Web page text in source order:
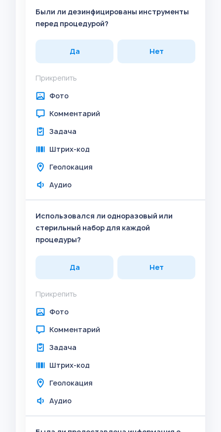
Были ли дезинфицированы инструменты
перед процедурой?
Да Нет
Прикрепить
Фото
Комментарий
Задача
Штрих-код
Геолокация
Аудио
Использовался ли одноразовый или
стерильный набор для каждой
процедуры?
Да Нет
Прикрепить
Фото
Комментарий
Задача
Штрих-код
Геолокация
Аудио